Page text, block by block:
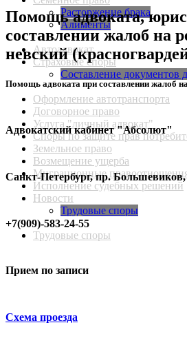
Расторжение брака
Алименты
Автоадвокат
Страховые споры
Составление документов
Оформление автотранспорта
Договорное право
Услуга "личный адвокат"
Споры по защите прав
Земельное право
Возмещение ущерба
Миграционные
Исполнение судебных решений
Новости
Трудовые споры
Трудовые споры
Помощь адвоката,
составлении жалоб на
невский
Помощь адвоката при составлении жалоб
Адвокатский кабинет "Абсолют"
Санкт-Петербург, пр. Большевиков,
+7(909)-583-24-55
Прием по записи
Схема проезда